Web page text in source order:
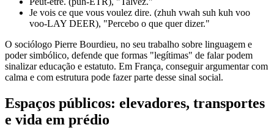
Je vois ce que vous voulez dire. (zhuh vwah suh kuh voo
voo-LAY DEER), "Percebo o que quer dizer."
O sociólogo Pierre Bourdieu, no seu trabalho sobre linguagem e
poder simbólico, defende que formas "legítimas" de falar podem
sinalizar educação e estatuto. Em França, conseguir argumentar com
calma e com estrutura pode fazer parte desse sinal social.
Espaços públicos: elevadores, transportes
e vida em prédio